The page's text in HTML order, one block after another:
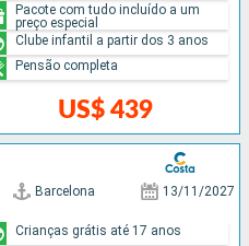
US$ 439
Pacote com tudo incluído a um
preço especial
Clube infantil a partir dos 3 anos
Pensão completa
Barcelona 13/11/2027
Crianças grátis até 17 anos